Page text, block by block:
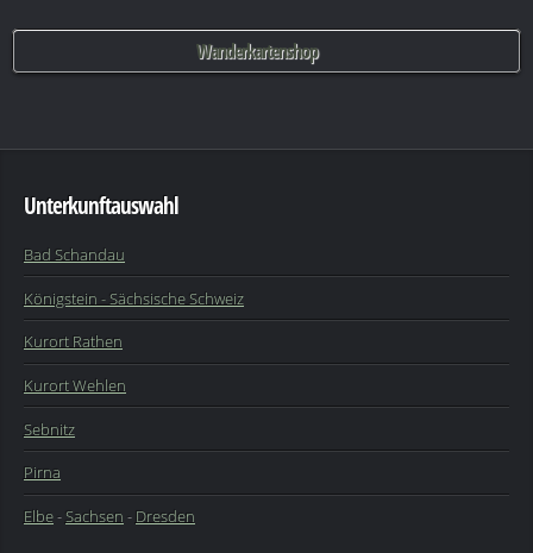
Wanderkartenshop
Unterkunftauswahl
Bad Schandau
Königstein - Sächsische Schweiz
Kurort Rathen
Kurort Wehlen
Sebnitz
Pirna
Elbe-Sachsen - Dresden